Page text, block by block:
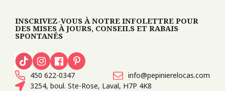
INSCRIVEZ-VOUS À NOTRE INFOLETTRE POUR
DES MISES À JOURS, CONSEILS ET RABAIS
SPONTANÉS
450 622-0347
info@pepinierelocas.com
3254, boul. Ste-Rose, Laval, H7P 4K8